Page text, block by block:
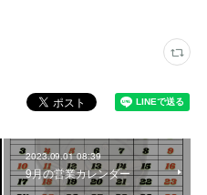
2023.09.01 08:39
9月の営業カレンダー